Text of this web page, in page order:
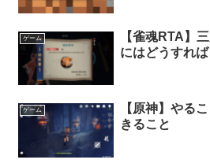
ゲーム
【雀魂RTA】
にはどうすれ
ゲーム
【原神】やる
きること